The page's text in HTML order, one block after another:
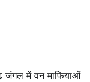
जंगल में वन माफियाओं